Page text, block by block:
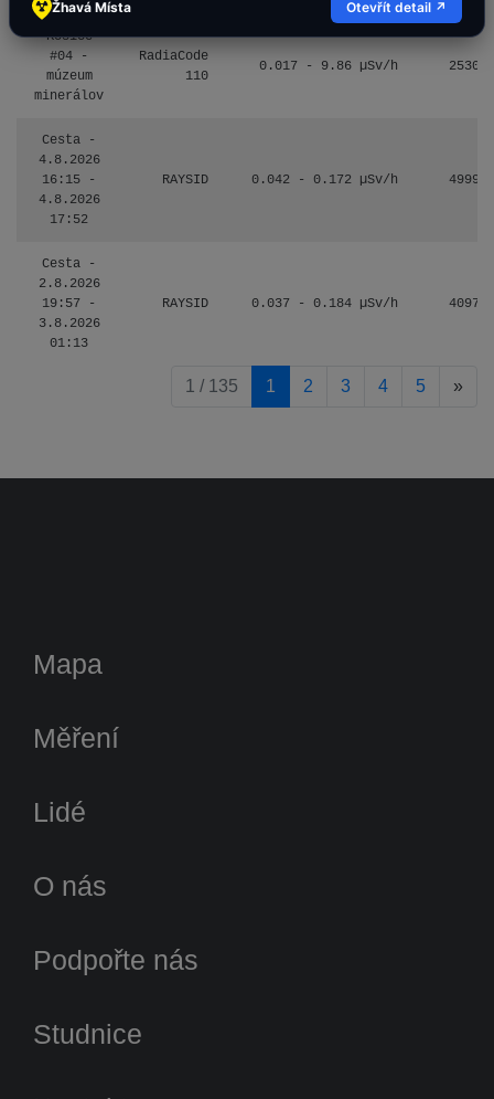
Košice
#04 -
múzeum
minerálov
RadiaCode
110
0.017 - 9.86 µSv/h 2530
Cesta -
4.8.2026
16:15 -
4.8.2026
17:52
RAYSID 0.042 - 0.172 µSv/h 4999
Cesta -
2.8.2026
19:57 -
3.8.2026
01:13
RAYSID 0.037 - 0.184 µSv/h 4097
1 / 135 1 2 3 4 5 »
Žhavá Místa Otevřít detail ↗
Mapa
Měření
Lidé
O nás
Podpořte nás
Studnice